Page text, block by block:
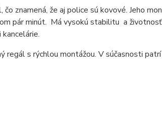
znamená, že aj police sú kovové. Jeho
pár minút. Má vysokú stabilitu a
regál s rýchlou montážou. V súčasnosti